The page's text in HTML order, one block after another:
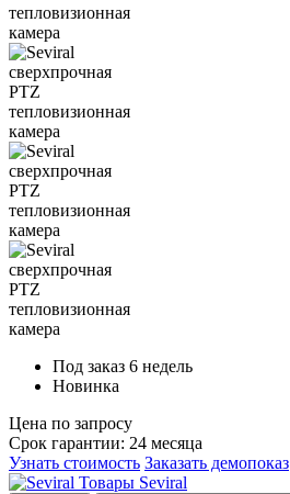
Под заказ 6 недель
Новинка
Цена по запросу
Срок гарантии: 24 месяца
Узнать стоимость Заказать демопоказ
Товары Seviral